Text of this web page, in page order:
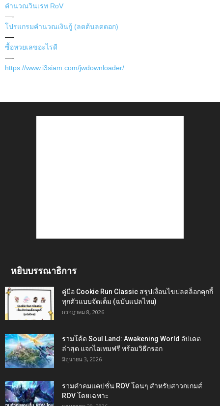
คำนวณวินเรท RoV
—-
โปรแกรมคำนวณเงินกู้ (ลดต้นลดดอก)
—-
ซื้อหวยเลขอะไรดี
—-
https://www.i3siam.com/jwdownloader/
หยิบบรรณาธิการ
คู่มือ Cookie Run Classic สรุปเงื่อนไขปลดล็อกคุกกี้
ทุกตัวแบบจัดเต็ม (ฉบับแปลไทย)
กรกฎาคม 8, 2026
รวมโค้ด Soul Land: Awakening World อัปเดต
ล่าสุด แจกไอเทมฟรี พร้อมวิธีกรอก
มิถุนายน 3, 2026
รวมคำคมแคปชั่น ROV โดนๆ สำหรับสาวกเกมส์
ROV โดยเฉพาะ